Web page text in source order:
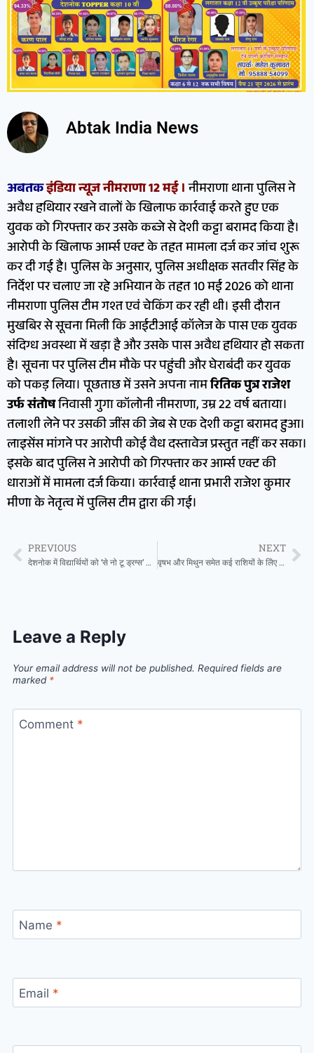
Abtak India News
अबतकइंडिया न्यूज नीमराणा 12 मई ।नीमराणा थाना पुलिस ने
अवैध हथियार रखने वालों के खिलाफ कार्रवाई करते हुए एक
युवक को गिरफ्तार कर उसके कब्जे से देशी कट्टा बरामद किया है।
आरोपी के खिलाफ आर्म्स एक्ट के तहत मामला दर्ज कर जांच शुरू
कर दी गई है। पुलिस के अनुसार, पुलिस अधीक्षक सतवीर सिंह के
निर्देश पर चलाए जा रहे अभियान के तहत 10 मई 2026 को थाना
नीमराणा पुलिस टीम गश्त एवं चेकिंग कर रही थी। इसी दौरान
मुखबिर से सूचना मिली कि आईटीआई कॉलेज के पास एक युवक
संदिग्ध अवस्था में खड़ा है और उसके पास अवैध हथियार हो सकता
है। सूचना पर पुलिस टीम मौके पर पहुंची और घेराबंदी कर युवक
को पकड़ लिया। पूछताछ में उसने अपना नामरितिक पुत्र राजेश
उर्फ संतोषनिवासी गुगा कॉलोनी नीमराणा, उम्र 22 वर्ष बताया।
तलाशी लेने पर उसकी जींस की जेब से एक देशी कट्टा बरामद हुआ।
लाइसेंस मांगने पर आरोपी कोई वैध दस्तावेज प्रस्तुत नहीं कर सका।
इसके बाद पुलिस ने आरोपी को गिरफ्तार कर आर्म्स एक्ट की
धाराओं में मामला दर्ज किया। कार्रवाई थाना प्रभारी राजेश कुमार
मीणा के नेतृत्व में पुलिस टीम द्वारा की गई।
PREVIOUS
देशनोक में विद्यार्थियों को ‘से नो टू ड्रग्स’ का संदेश, ऑनलाइन परीक्षा के साथ मिलेगा प्रमाण पत्र
NEXT
वृषभ और मिथुन समेत कई राशियों के लिेए त्रिग्रह योग लाभदायक, जाने आपके सितारे क्या कहते हैं
Leave a Reply
Your email address will not be published. Required fields are
marked *
Comment *
Name *
Email *